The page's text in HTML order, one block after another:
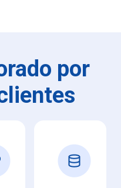
por